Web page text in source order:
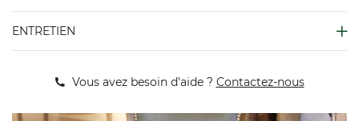
ENTRETIEN
Vous avez besoin d'aide ? Contactez-nous